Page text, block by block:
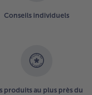
Conseils individuels
produits au plus près du